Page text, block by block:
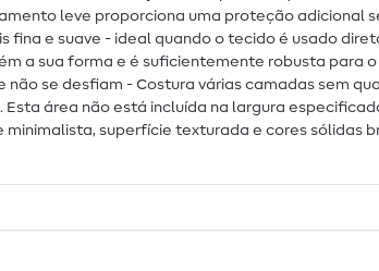
leve proporciona uma proteção adicional
e suave - ideal quando o tecido é usado
a sua forma e é suficientemente robusta para
se desfiam - Costura várias camadas sem
Esta área não está incluída na largura
superfície texturada e cores sólidas